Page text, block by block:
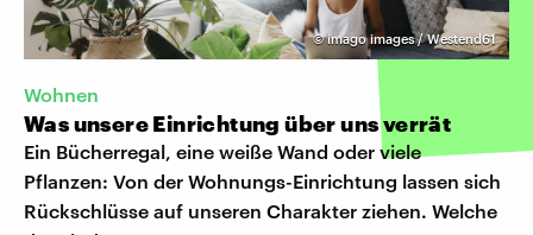
©imago images / Westend61
Wohnen
Was unsere Einrichtung über uns verrät
Ein Bücherregal, eine weiße Wand oder viele
Pflanzen: Von der Wohnungs-Einrichtung lassen sich
Rückschlüsse auf unseren Charakter ziehen. Welche